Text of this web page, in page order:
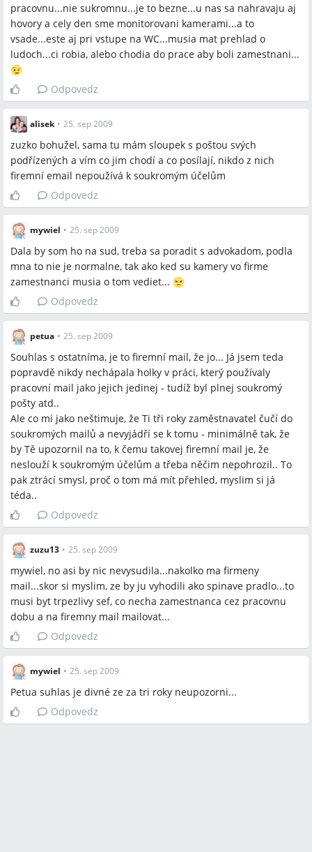
pracovnu...nie sukromnu...je to bezne...u nas sa nahravaju aj
hovory a cely den sme monitorovani kamerami...a to
vsade...este aj pri vstupe na WC...musia mat prehlad o
ludoch...ci robia, alebo chodia do prace aby boli zamestnani...
Odpovedz
alisek • 25. sep 2009
zuzko bohužel, sama tu mám sloupek s poštou svých
podřízených a vím co jim chodí a co posílají, nikdo z nich
firemní email nepoužívá k soukromým účelům
Odpovedz
mywiel • 25. sep 2009
Dala by som ho na sud, treba sa poradit s advokadom, podla
mna to nie je normalne, tak ako ked su kamery vo firme
zamestnanci musia o tom vediet...
Odpovedz
petua • 25. sep 2009
Souhlas s ostatníma, je to firemní mail, že jo... Já jsem teda
popravdě nikdy nechápala holky v práci, který používaly
pracovní mail jako jejich jedinej - tudíž byl plnej soukromý
pošty atd..
Ale co mi jako neštimuje, že Ti tři roky zaměstnavatel čučí do
soukromých mailů a nevyjádří se k tomu - minimálně tak, že
by Tě upozornil na to, k čemu takovej firemní mail je, že
neslouží k soukromým účelům a třeba něčim nepohrozil.. To
pak ztrácí smysl, proč o tom má mít přehled, myslim si já
téda..
Odpovedz
zuzu13 • 25. sep 2009
mywiel, no asi by nic nevysudila...nakolko ma firmeny
mail...skor si myslim, ze by ju vyhodili ako spinave pradlo...to
musi byt trpezlivy sef, co necha zamestnanca cez pracovnu
dobu a na firemny mail mailovat...
Odpovedz
mywiel • 25. sep 2009
Petua suhlas je divné ze za tri roky neupozorni...
Odpovedz